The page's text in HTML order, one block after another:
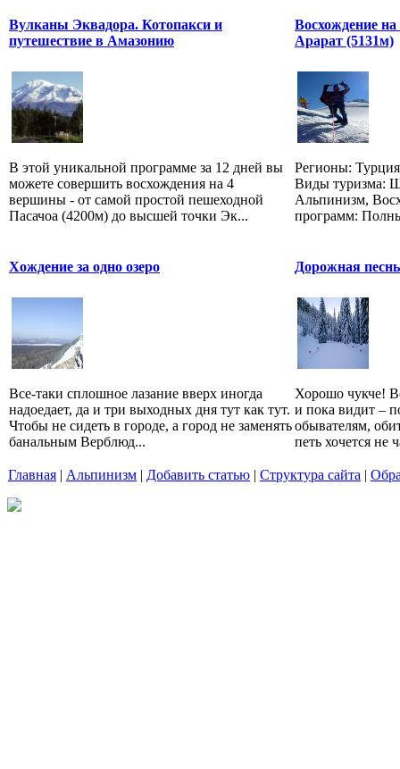
Вулканы Эквадора. Котопакси и
путешествие в Амазонию
В этой уникальной программе за 12 дней вы
можете совершить восхождения на 4
вершины - от самой простой пешеходной
Пасачоа (4200м) до высшей точки Эк...
Восхождение
Арарат (5131м)
Регионы:
Виды туризма:
Альпинизм,
программ:
Хождение за одно озеро
Все-таки сплошное лазание вверх иногда
надоедает, да и три выходных дня тут как тут.
Чтобы не сидеть в городе, а город не заменять
банальным Верблюд...
Дорожная
Хорошо чукче!
и пока видит –
обывателям,
петь хочется не
Главная | Альпинизм | Добавить статью | Структура сайта |